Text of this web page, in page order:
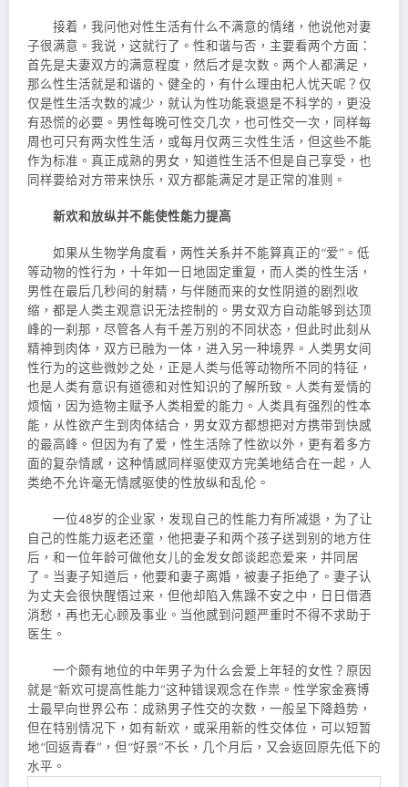
接着，我问他对性生活有什么不满意的情绪，他说他对妻
子很满意。我说，这就行了。性和谐与否，主要看两个方面：
首先是夫妻双方的满意程度，然后才是次数。两个人都满足，
那么性生活就是和谐的、健全的，有什么理由杞人忧天呢？仅
仅是性生活次数的减少，就认为性功能衰退是不科学的，更没
有恐慌的必要。 男性每晚可性交几次，也可性交一次，同样每
周也可只有两次性生活，或每月仅两三次性生活，但这些不能
作为标准。真正成熟的男女，知道性生活不但是自己享受，也
同样要给对方带来快乐，双方都能满足才是正常的准则。
新欢和放纵并不能使性能力提高
如果从生物学角度看，两性关系并不能算真正的“爱”。低
等动物的性行为，十年如一日地固定重复，而人类的性生活，
男性在最后几秒间的射精，与伴随而来的女性阴道的剧烈收
缩，都是人类主观意识无法控制的。男女双方自动能够到达顶
峰的一刹那，尽管各人有千差万别的不同状态，但此时此刻从
精神到肉体，双方已融为一体，进入另一种境界。人类男女间
性行为的这些微妙之处，正是人类与低等动物所不同的特征，
也是人类有意识有道德和对性知识的了解所致。人类有爱情的
烦恼，因为造物主赋予人类相爱的能力。人类具有强烈的性本
能，从性欲产生到肉体结合，男女双方都想把对方携带到快感
的最高峰。但因为有了爱，性生活除了性欲以外，更有着多方
面的复杂情感，这种情感同样驱使双方完美地结合在一起，人
类绝不允许毫无情感驱使的性放纵和乱伦。
一位48岁的企业家，发现自己的性能力有所减退，为了让
自己的性能力返老还童，他把妻子和两个孩子送到别的地方住
后，和一位年龄可做他女儿的金发女郎谈起恋爱来，并同居
了。当妻子知道后，他要和妻子离婚，被妻子拒绝了。妻子认
为丈夫会很快醒悟过来，但他却陷入焦躁不安之中，日日借酒
消愁，再也无心顾及事业。当他感到问题严重时不得不求助于
医生。
一个颇有地位的中年男子为什么会爱上年轻的女性？原因
就是“新欢可提高性能力”这种错误观念在作祟。性学家金赛博
士最早向世界公布：成熟男子性交的次数，一般呈下降趋势，
但在特别情况下，如有新欢，或采用新的性交体位，可以短暂
地“回返青春”，但“好景”不长，几个月后，又会返回原先低下的
水平。